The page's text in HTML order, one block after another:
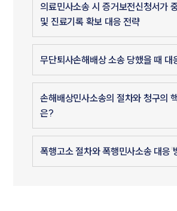
의료민사소송 시 증거보전신청서가
및 진료기록 확보 대응 전략
무단퇴사손해배상 소송 당했을 때 대
손해배상민사소송의 절차와 청구의
은?
폭행고소 절차와 폭행민사소송 대응